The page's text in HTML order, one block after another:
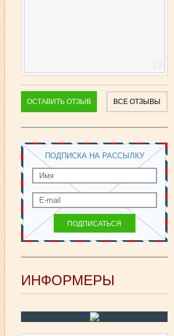
ОСТАВИТЬ ОТЗЫВ ВСЕ ОТЗЫВЫ
ПОДПИСКА НА РАССЫЛКУ
ИНФОРМЕРЫ